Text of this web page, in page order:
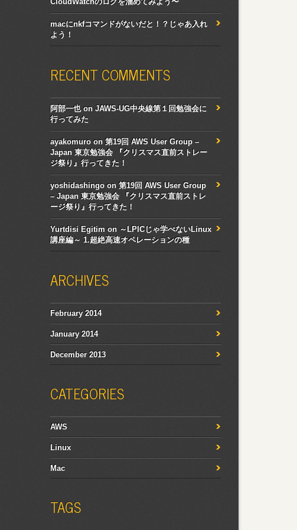
macにnkfコマンドがないだと！？じゃあ入れ
よう！
RECENT COMMENTS
阿部一也onJAWS-UG中央線第１回勉強会に
行ってみた
ayakomuro on第19回 AWS User Group –
Japan 東京勉強会 『クリスマス直前ストレー
ジ祭り』行ってきた！
yoshidashingo on第19回 AWS User Group
– Japan 東京勉強会 『クリスマス直前ストレ
ージ祭り』行ってきた！
Yurtdisi Egitim on ～LPICじゃ学べないLinux
講座編～ 1.超絶高速オペレーションの種
ARCHIVES
February 2014
January 2014
December 2013
CATEGORIES
AWS
Linux
Mac
TAGS